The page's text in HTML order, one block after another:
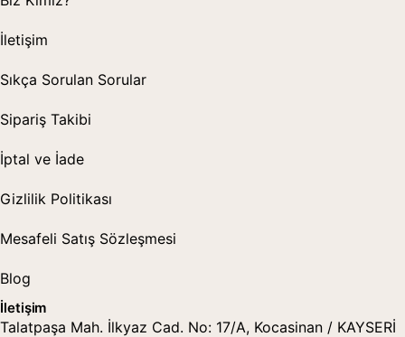
İletişim
Sıkça Sorulan Sorular
Sipariş Takibi
İptal ve İade
Gizlilik Politikası
Mesafeli Satış Sözleşmesi
Blog
İletişim
Talatpaşa Mah. İlkyaz Cad. No: 17/A, Kocasinan / KAYSERİ